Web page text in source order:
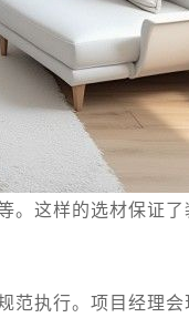
。这样的选材保证
执行。项目经理